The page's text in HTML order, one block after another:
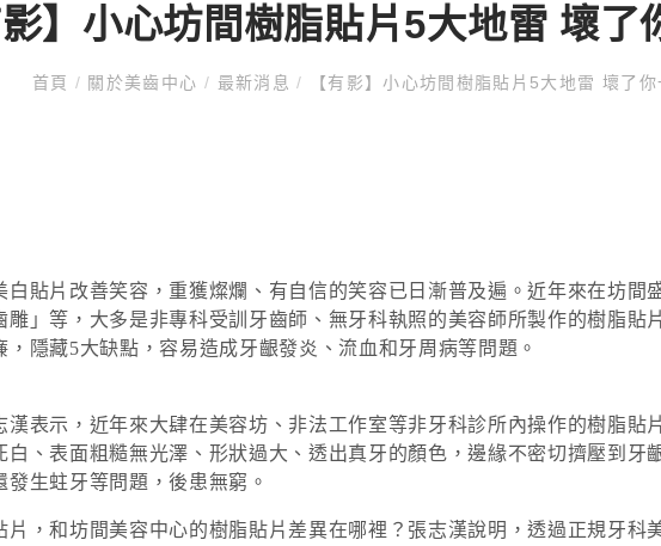
影】小心坊間樹脂貼片5大地雷 壞了
首頁 / 關於美齒中心 / 最新消息/ 【有影】小心坊間樹脂貼片5大地雷 壞了你
白貼片改善笑容，重獲燦爛、有自信的笑容已日漸普及遍。近年來在坊間
」等，大多是非專科受訓牙齒師、無牙科執照的美容師所製作的樹脂貼
隱藏5大缺點，容易造成牙齦發炎、流血和牙周病等問題。
表示，近年來大肆在美容坊、非法工作室等非牙科診所內操作的樹脂貼
、表面粗糙無光澤、形狀過大、透出真牙的顏色，邊緣不密切擠壓到牙
生蛀牙等問題，後患無窮。
，和坊間美容中心的樹脂貼片差異在哪裡？張志漢說明，透過正規牙科